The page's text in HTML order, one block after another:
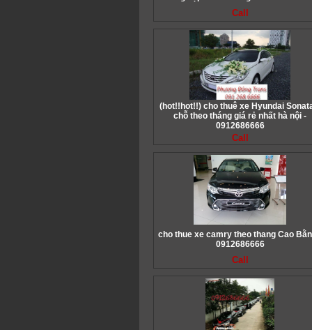
Call
(hot!!hot!!) cho thuê xe Hyundai
chỗ theo tháng giá rẻ nhất hà nội -
0912686666
Call
cho thue xe camry theo thang Cao
0912686666
Call